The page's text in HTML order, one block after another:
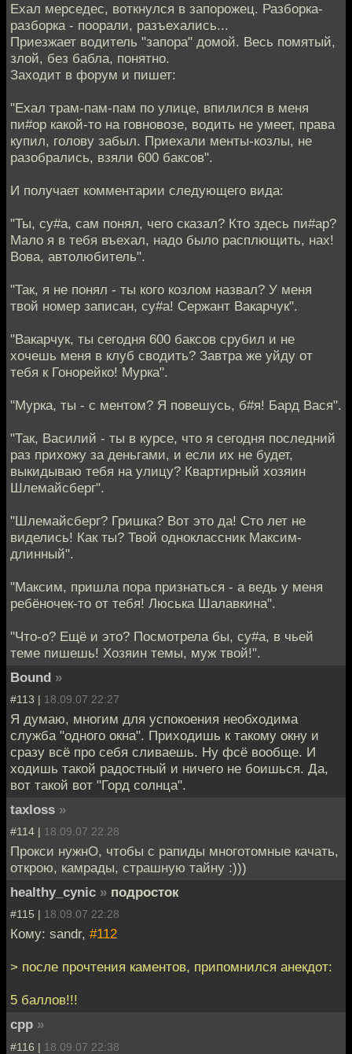
Ехал мерседес, воткнулся в запорожец. Разборка-
разборка - поорали, разъехались...
Приезжает водитель "запора" домой. Весь помятый,
злой, без бабла, понятно.
Заходит в форум и пишет:
"Ехал трам-пам-пам по улице, впилился в меня
пи#ор какой-то на говновозе, водить не умеет, права
купил, голову забыл. Приехали менты-козлы, не
разобрались, взяли 600 баксов".
И получает комментарии следующего вида:
"Ты, су#а, сам понял, чего сказал? Кто здесь пи#ар?
Мало я в тебя въехал, надо было расплющить, нах!
Вова, автолюбитель".
"Так, я не понял - ты кого козлом назвал? У меня
твой номер записан, су#а! Сержант Вакарчук".
"Вакарчук, ты сегодня 600 баксов срубил и не
хочешь меня в клуб сводить? Завтра же уйду от
тебя к Гонорейко! Мурка".
"Мурка, ты - с ментом? Я повешусь, б#я! Бард Вася".
"Так, Василий - ты в курсе, что я сегодня последний
раз прихожу за деньгами, и если их не будет,
выкидываю тебя на улицу? Квартирный хозяин
Шлемайсберг".
"Шлемайсберг? Гришка? Вот это да! Сто лет не
виделись! Как ты? Твой одноклассник Максим-
длинный".
"Максим, пришла пора признаться - а ведь у меня
ребёночек-то от тебя! Люська Шалавкина".
"Что-о? Ещё и это? Посмотрела бы, су#а, в чьей
теме пишешь! Хозяин темы, муж твой!".
Bound »
#113 | 18.09.07 22:27
Я думаю, многим для успокоения необходима
служба "одного окна". Приходишь к такому окну и
сразу всё про себя сливаешь. Ну фсё вообще. И
ходишь такой радостный и ничего не боишься. Да,
вот такой вот "Горд солнца".
taxloss »
#114 | 18.09.07 22:28
Прокси нужнО, чтобы с рапиды многотомные качать,
открою, камрады, страшную тайну :)))
healthy_cynic » подросток
#115 | 18.09.07 22:28
Кому: sandr, #112
> после прочтения каментов, припомнился анекдот:
5 баллов!!!
cpp »
#116 | 18.09.07 22:38